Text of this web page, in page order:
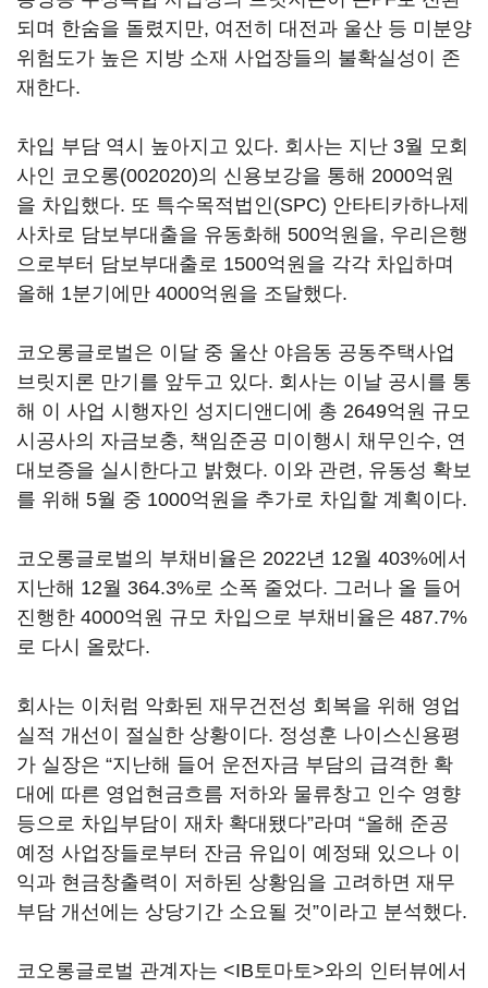
되며 한숨을 돌렸지만, 여전히 대전과 울산 등 미분양
위험도가 높은 지방 소재 사업장들의 불확실성이 존
재한다.
차입 부담 역시 높아지고 있다. 회사는 지난 3월 모회
사인 코오롱(002020)의 신용보강을 통해 2000억원
을 차입했다. 또 특수목적법인(SPC) 안타티카하나제
사차로 담보부대출을 유동화해 500억원을, 우리은행
으로부터 담보부대출로 1500억원을 각각 차입하며
올해 1분기에만 4000억원을 조달했다.
코오롱글로벌은 이달 중 울산 야음동 공동주택사업
브릿지론 만기를 앞두고 있다. 회사는 이날 공시를 통
해 이 사업 시행자인 성지디앤디에 총 2649억원 규모
시공사의 자금보충, 책임준공 미이행시 채무인수, 연
대보증을 실시한다고 밝혔다. 이와 관련, 유동성 확보
를 위해 5월 중 1000억원을 추가로 차입할 계획이다.
코오롱글로벌의 부채비율은 2022년 12월 403%에서
지난해 12월 364.3%로 소폭 줄었다. 그러나 올 들어
진행한 4000억원 규모 차입으로 부채비율은 487.7%
로 다시 올랐다.
회사는 이처럼 악화된 재무건전성 회복을 위해 영업
실적 개선이 절실한 상황이다. 정성훈 나이스신용평
가 실장은 “지난해 들어 운전자금 부담의 급격한 확
대에 따른 영업현금흐름 저하와 물류창고 인수 영향
등으로 차입부담이 재차 확대됐다”라며 “올해 준공
예정 사업장들로부터 잔금 유입이 예정돼 있으나 이
익과 현금창출력이 저하된 상황임을 고려하면 재무
부담 개선에는 상당기간 소요될 것”이라고 분석했다.
코오롱글로벌 관계자는 <IB토마토>와의 인터뷰에서